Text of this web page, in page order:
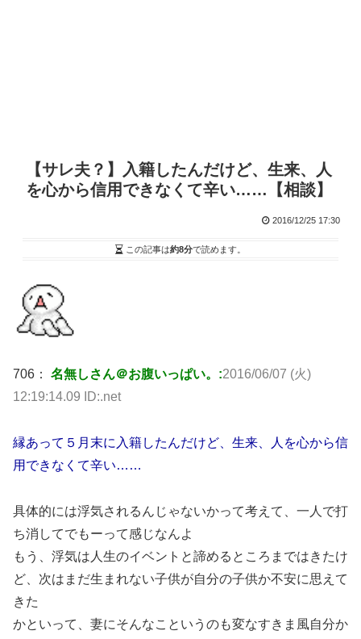
【サレ夫？】入籍したんだけど、生来、人
を心から信用できなくて辛い……【相談】
2016/12/25 17:30
この記事は約8分で読めます。
706： 名無しさん＠お腹いっぱい。:2016/06/07 (火)
12:19:14.09 ID:.net
縁あって５月末に入籍したんだけど、生来、人を心から信
用できなくて辛い……
具体的には浮気されるんじゃないかって考えて、一人で打
ち消してでもーって感じなんよ
もう、浮気は人生のイベントと諦めるところまではきたけ
ど、次はまだ生まれない子供が自分の子供か不安に思えて
きた
かといって、妻にそんなこというのも変なすきま風自分か